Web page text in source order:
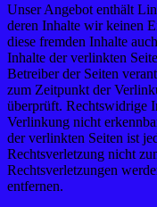
Unser Angebot enthält
deren Inhalte wir keinen
diese fremden Inhalte
Inhalte der verlinkten
Betreiber der Seiten
zum Zeitpunkt der
überprüft. Rechtswidrige
Verlinkung nicht
der verlinkten Seiten ist
Rechtsverletzung nicht
Rechtsverletzungen
entfernen.